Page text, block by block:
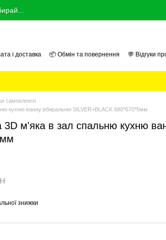
і доставка 📦 Обмін та повернення
💬 Відгуки
самоклеючі
кухню ванну вбиральню SILVER+BLACK 680*670*5мм
м'яка в зал спальню кухню
знижки